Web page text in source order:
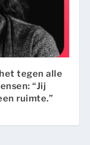
tegen alle
“Jij
ruimte.”